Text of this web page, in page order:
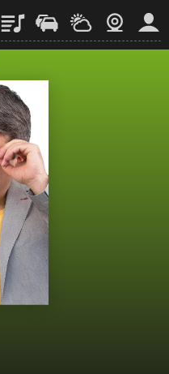
PlaylistStaupilotWetterWebcam